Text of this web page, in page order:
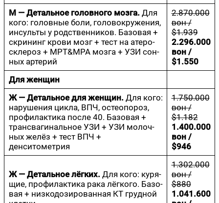
М — Деталь­ное голов­но­го моз­га.Для
кого: голов­ные боли, голо­во­кру­же­ния,
инсуль­ты у род­ствен­ни­ков. Базо­вая +
скри­нинг кро­ви мозг + тест на ате­ро­
скле­роз + МРТ&МРА моз­га + УЗИ сон­
ных артерий
2.870.000
вон /
$1.939
2.296.000
вон /
$1.550
Для жен­щин
Ж — Деталь­ное для жен­щин.Для кого:
нару­ше­ния цик­ла, ВПЧ, остео­по­роз,
про­фи­лак­ти­ка после 40. Базо­вая +
транс­ва­ги­наль­ное УЗИ + УЗИ молоч­
ных желёз + тест ВПЧ +
денситометрия
1.750.000
вон /
$1.182
1.400.000
вон /
$946
Ж — Деталь­ное лёг­ких.Для кого: куря­
щие, про­фи­лак­ти­ка рака лёг­ко­го. Базо­
вая + низ­ко­до­зи­ро­ван­ная КТ груд­ной
1.302.000
вон /
$880
1.041.600